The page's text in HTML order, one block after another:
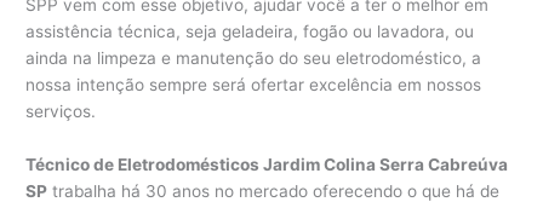
SPP vem com esse objetivo, ajudar você a ter o melhor em
assistência técnica, seja geladeira, fogão ou lavadora, ou
ainda na limpeza e manutenção do seu eletrodoméstico, a
nossa intenção sempre será ofertar excelência em nossos
serviços.
Técnico de Eletrodomésticos Jardim Colina Serra Cabreúva
SP trabalha há 30 anos no mercado oferecendo o que há de